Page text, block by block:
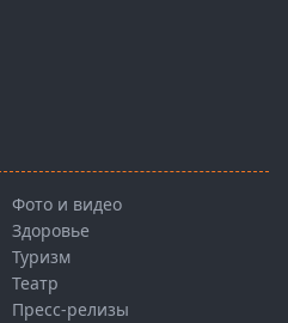
Фото и видео
Здоровье
Туризм
Театр
Пресс-релизы